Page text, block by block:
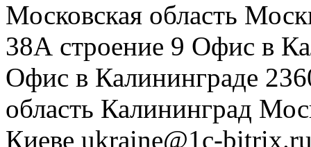
Московская область
38А строение 9 Офис в
Офис в Калининграде
область Калининград
Киеве ukraine@1c-